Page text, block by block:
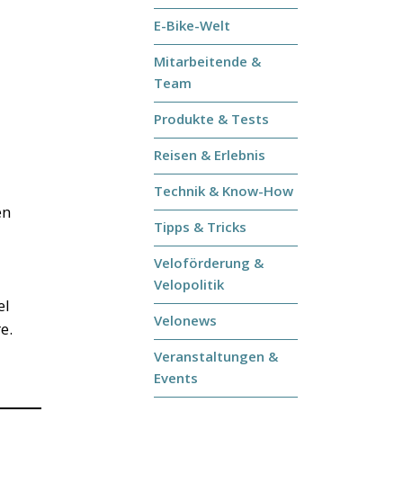
E-Bike-Welt
Mitarbeitende &
Team
Produkte & Tests
Reisen & Erlebnis
Technik & Know-How
Tipps & Tricks
Veloförderung &
Velopolitik
Velonews
Veranstaltungen &
Events